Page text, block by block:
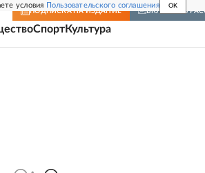
условия Пользовательского соглашения OK
ПОДПИСКА НА ИЗДАНИЕ ВКЛЮЧИТЬ
СпортКультура